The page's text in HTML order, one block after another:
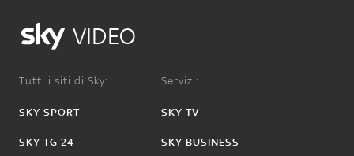
VIDEO
Tutti i siti di Sky:
SKY SPORT
SKY TG 24
Servizi:
SKY TV
SKY BUSINESS